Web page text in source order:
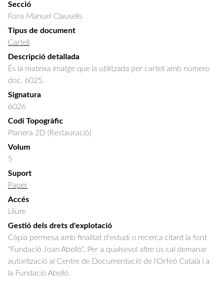
Secció
Fons Manuel Clausells
Tipus de document
Cartell
Descripció detallada
És la mateixa imatge que la utilitzada per cartell amb número
doc. 6025.
Signatura
6026
Codi Topogràfic
Planera 2D (Restauració)
Volum
5
Suport
Paper
Accés
Lliure
Gestió dels drets d'explotació
Còpia permesa amb finalitat d'estudi o recerca citant la font
"Fundació Joan Abelló". Per a qualsevol altre ús cal demanar
autorització al Centre de Documentació de l'Orfeó Català i a
la Fundació Abelló.